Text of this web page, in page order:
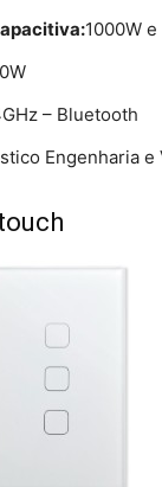
1000W e
– Bluetooth
Engenharia e